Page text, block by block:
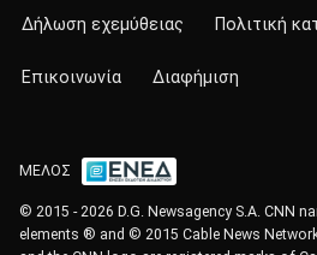
Δήλωση εχεμύθειας Πολιτική
Επικοινωνία Διαφήμιση
ΜΕΛΟΣ
© 2015 - 2026 D.G. Newsagency S.A. CNN
elements ® and © 2015 Cable News